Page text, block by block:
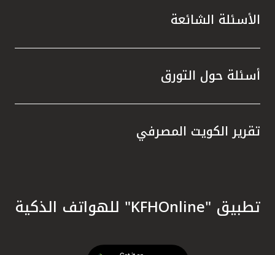
الأسئلة الشائعة
أسئلة حول التورق
تقرير الكويت المصرفي
تطبيق "KFHOnline" للهواتف الذكية